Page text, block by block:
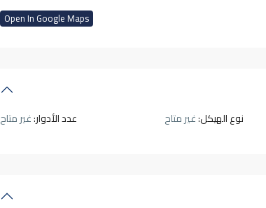
Open In Google Maps
نوع الهيكل:غير متاح عدد الأدوار:غير متاح